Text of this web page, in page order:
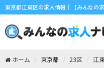
東京都江東区の求人情報｜【みんなの
ホーム 東京都 23区 江